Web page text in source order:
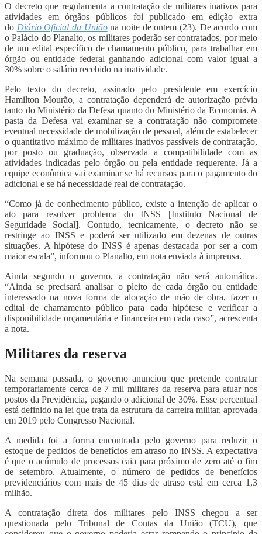
O decreto que regulamenta a contratação de militares inativos para
atividades em órgãos públicos foi publicado em edição extra
do Diário Oficial da Uniãona noite de ontem (23). De acordo com
o Palácio do Planalto, os militares poderão ser contratados, por meio
de um edital específico de chamamento público, para trabalhar em
órgão ou entidade federal ganhando adicional com valor igual a
30% sobre o salário recebido na inatividade.
Pelo texto do decreto, assinado pelo presidente em exercício
Hamilton Mourão, a contratação dependerá de autorização prévia
tanto do Ministério da Defesa quanto do Ministério da Economia. A
pasta da Defesa vai examinar se a contratação não compromete
eventual necessidade de mobilização de pessoal, além de estabelecer
o quantitativo máximo de militares inativos passíveis de contratação,
por posto ou graduação, observada a compatibilidade com as
atividades indicadas pelo órgão ou pela entidade requerente. Já a
equipe econômica vai examinar se há recursos para o pagamento do
adicional e se há necessidade real de contratação.
“Como já de conhecimento público, existe a intenção de aplicar o
ato para resolver problema do INSS [Instituto Nacional de
Seguridade Social]. Contudo, tecnicamente, o decreto não se
restringe ao INSS e poderá ser utilizado em dezenas de outras
situações. A hipótese do INSS é apenas destacada por ser a com
maior escala”, informou o Planalto, em nota enviada à imprensa.
Ainda segundo o governo, a contratação não será automática.
“Ainda se precisará analisar o pleito de cada órgão ou entidade
interessado na nova forma de alocação de mão de obra, fazer o
edital de chamamento público para cada hipótese e verificar a
disponibilidade orçamentária e financeira em cada caso”, acrescenta
a nota.
Militares da reserva
Na semana passada, o governo anunciou que pretende contratar
temporariamente cerca de 7 mil militares da reserva para atuar nos
postos da Previdência, pagando o adicional de 30%. Esse percentual
está definido na lei que trata da estrutura da carreira militar, aprovada
em 2019 pelo Congresso Nacional.
A medida foi a forma encontrada pelo governo para reduzir o
estoque de pedidos de benefícios em atraso no INSS. A expectativa
é que o acúmulo de processos caia para próximo de zero até o fim
de setembro. Atualmente, o número de pedidos de benefícios
previdenciários com mais de 45 dias de atraso está em cerca 1,3
milhão.
A contratação direta dos militares pelo INSS chegou a ser
questionada pelo Tribunal de Contas da União (TCU), que